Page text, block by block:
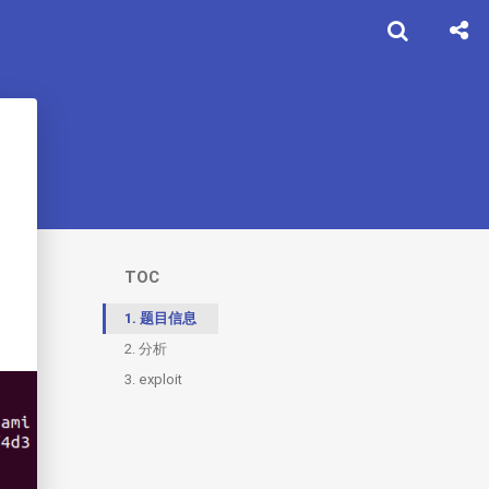
TOC
1. 题目信息
2.分析
3. exploit